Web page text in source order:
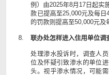
例）由2025年8月17日起实
款已提高至25,000元及每日
的罚款则提高至50,000元及
联办处怎样进入住用单位调
处理渗水投诉时，调查人
位及怀疑引致渗水的单位
头。视乎渗水情况，可能